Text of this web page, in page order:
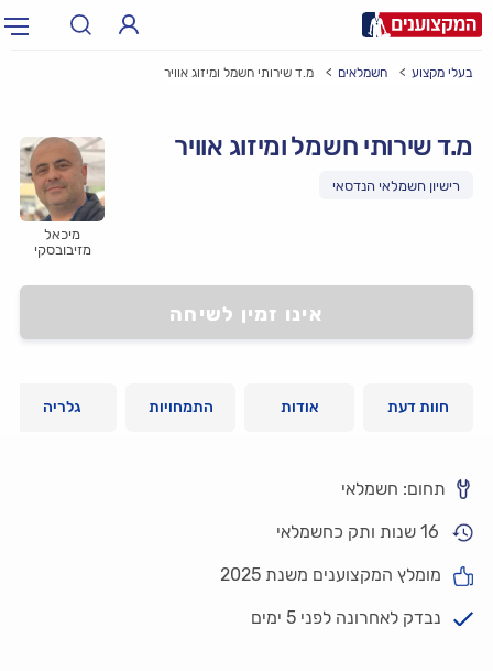
בעלי מקצוע חשמלאים מ.ד שירותי חשמל ומיזוג אוויר
מיכאל
מזיבובסקי
מ.ד שירותי חשמל ומיזוג אוויר
רישיון חשמלאי הנדסאי
אינו זמין לשיחה
חוות דעת אודות התמחויות גלריה
תחום: חשמלאי
16 שנות ותק כחשמלאי
מומלץ המקצוענים משנת 2025
נבדק לאחרונה לפני 5 ימים